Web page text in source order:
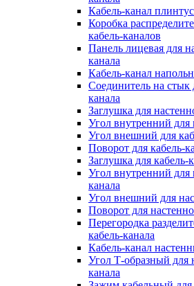
Кабель-канал
Коробка
кабель-каналов
Панель лицевая для
канала
Кабель-канал
Соединитель на стык
канала
Заглушка для
Угол внутренний для
Угол внешний для
Поворот для кабель-
Заглушка для кабель-
Угол внутренний для
канала
Угол внешний для
Поворот для
Перегородка
кабель-канала
Кабель-канал
Угол Т-образный для
канала